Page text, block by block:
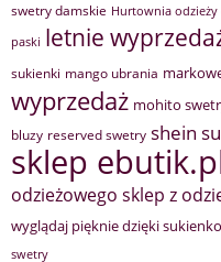
swetry damskie Hurtownia
paski letnie
sukienki mango ubrania
wyprzedaż mohito
bluzy reserved swetry shein
sklep
odzieżowego sklep z
wyglądaj pięknie dzięki
swetry